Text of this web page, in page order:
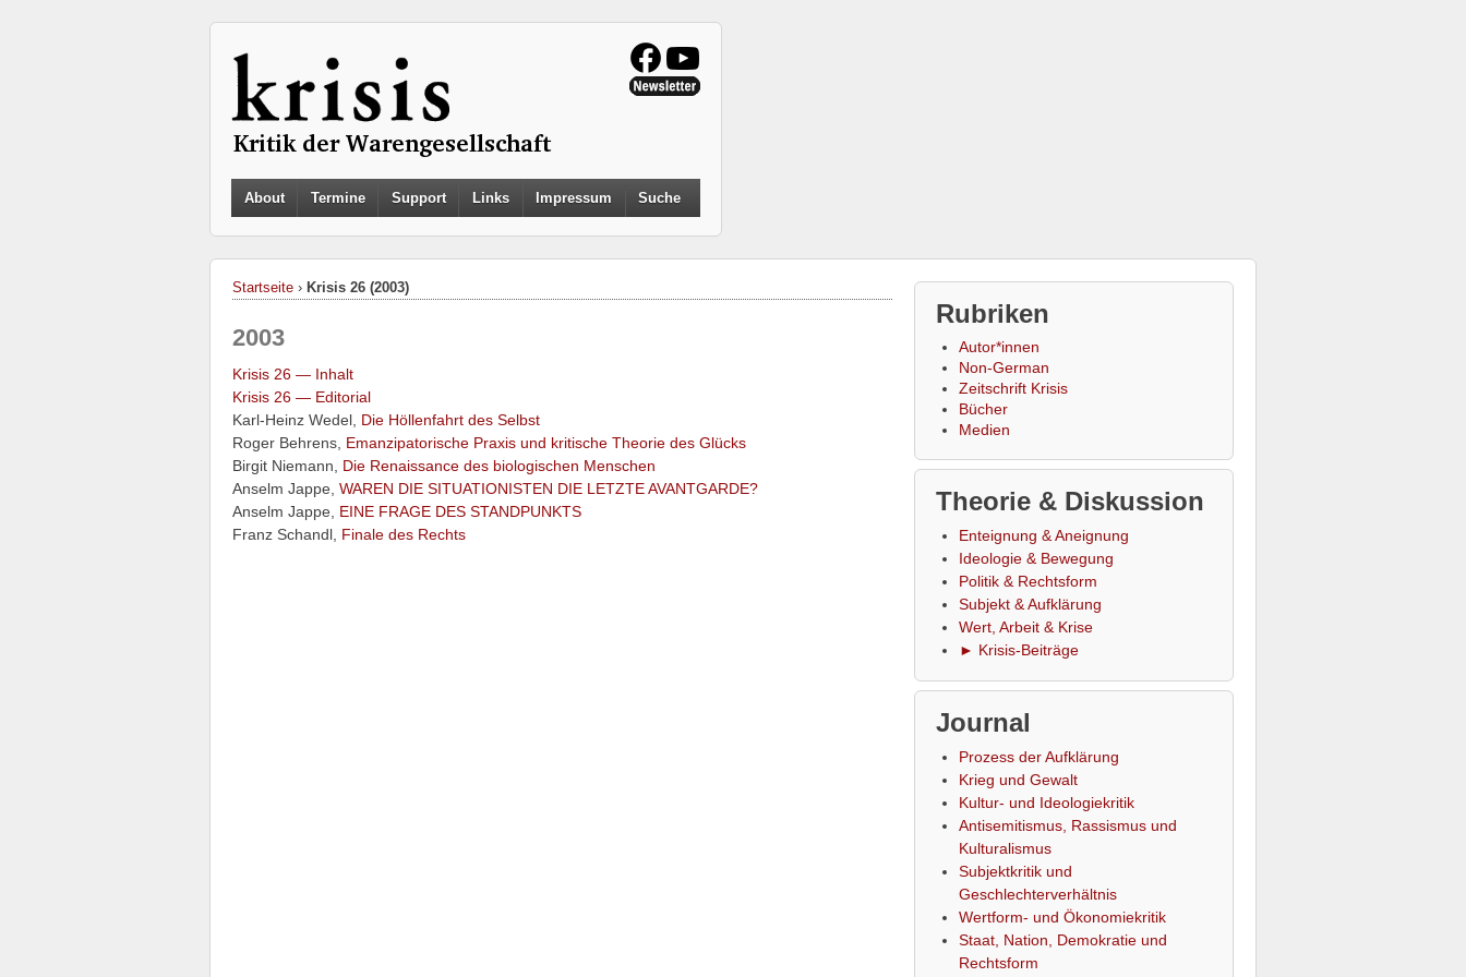
About Termine Support Links Impressum Suche
Startseite › Krisis 26 (2003)
2003
Krisis 26 — Inhalt
Krisis 26 — Editorial
Karl-Heinz Wedel, Die Höllenfahrt des Selbst
Roger Behrens, Emanzipatorische Praxis und kritische Theorie des Glücks
Birgit Niemann, Die Renaissance des biologischen Menschen
Anselm Jappe, WAREN DIE SITUATIONISTEN DIE LETZTE AVANTGARDE?
Anselm Jappe, EINE FRAGE DES STANDPUNKTS
Franz Schandl, Finale des Rechts
Rubriken
Autor*innen
Non-German
Zeitschrift Krisis
Bücher
Medien
Theorie & Diskussion
Enteignung & Aneignung
Ideologie & Bewegung
Politik & Rechtsform
Subjekt & Aufklärung
Wert, Arbeit & Krise
► Krisis-Beiträge
Journal
Prozess der Aufklärung
Krieg und Gewalt
Kultur- und Ideologiekritik
Antisemitismus, Rassismus und
Kulturalismus
Subjektkritik und
Geschlechterverhältnis
Wertform- und Ökonomiekritik
Staat, Nation, Demokratie und
Rechtsform